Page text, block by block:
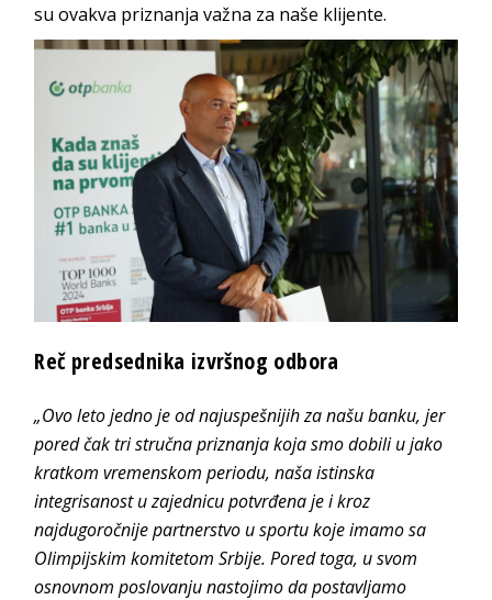
su ovakva priznanja važna za naše klijente.
Reč predsednika izvršnog odbora
„Ovo leto jedno je od najuspešnijih za našu banku, jer
pored čak tri stručna priznanja koja smo dobili u jako
kratkom vremenskom periodu, naša istinska
integrisanost u zajednicu potvrđena je i kroz
najdugoročnije partnerstvo u sportu koje imamo sa
Olimpijskim komitetom Srbije. Pored toga, u svom
osnovnom poslovanju nastojimo da postavljamo